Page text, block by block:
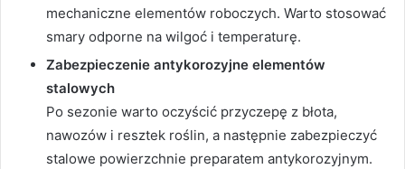
mechaniczne elementów roboczych. Warto stosować
smary odporne na wilgoć i temperaturę.
Zabezpieczenie antykorozyjne elementów
stalowych
Po sezonie warto oczyścić przyczepę z błota,
nawozów i resztek roślin, a następnie zabezpieczyć
stalowe powierzchnie preparatem antykorozyjnym.